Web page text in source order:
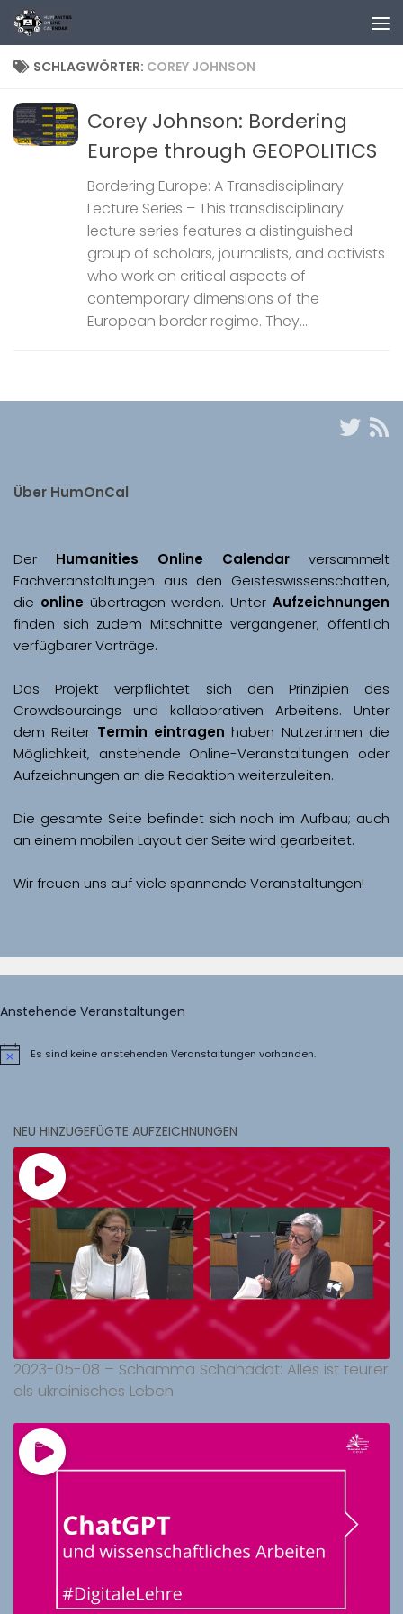
Zum Inhalt springen
SCHLAGWÖRTER: COREY JOHNSON
Corey Johnson: Bordering
Europe through GEOPOLITICS
Bordering Europe: A Transdisciplinary
Lecture Series – This transdisciplinary
lecture series features a distinguished
group of scholars, journalists, and activists
who work on critical aspects of
contemporary dimensions of the
European border regime. They...
Über HumOnCal
Der Humanities Online Calendar versammelt
Fachveranstaltungen aus den Geisteswissenschaften,
die online übertragen werden. Unter Aufzeichnungen
finden sich zudem Mitschnitte vergangener, öffentlich
Das Projekt verpflichtet sich den Prinzipien des
Crowdsourcings und kollaborativen Arbeitens. Unter
dem Reiter Termin eintragen haben Nutzer:innen die
Möglichkeit, anstehende Online-Veranstaltungen oder
Aufzeichnungen an die Redaktion weiterzuleiten.
Die gesamte Seite befindet sich noch im Aufbau; auch
Wir freuen uns auf viele spannende Veranstaltungen!
Anstehende Veranstaltungen
HinweisEs sind keine anstehenden Veranstaltungen vorhanden.
NEU HINZUGEFÜGTE AUFZEICHNUNGEN
2023-05-08 – Schamma Schahadat: Alles ist teurer
als ukrainisches Leben